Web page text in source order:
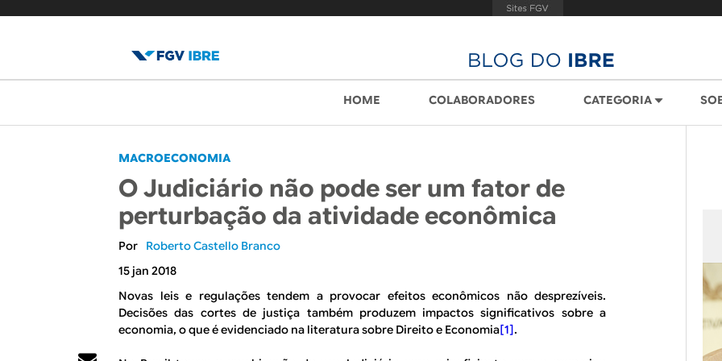
l
o
g
d
o
I
B
u
p
r
i
n
c
i
HOME COLABORADORES CATEGORIA
MACROECONOMIA
O Judiciário não pode ser um fator de
perturbação da atividade econômica
Roberto Castello Branco
15 jan 2018
Novas leis e regulações tendem a provocar efeitos econômicos não desprezíveis.
Decisões das cortes de justiça também produzem impactos significativos sobre a
economia, o que é evidenciado na literatura sobre Direito e Economia[1].